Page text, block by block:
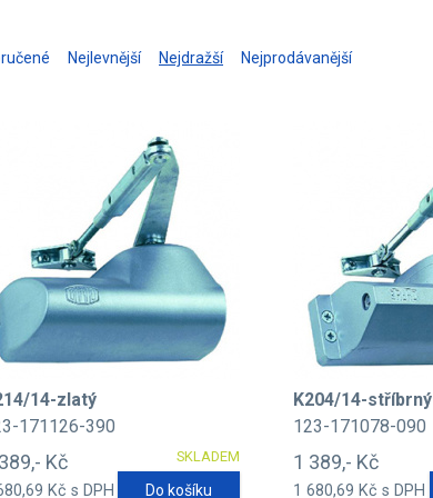
Nejlevnější Nejdražší Nejprodávanější
14-zlatý
171126-390
SKLADEM
Kč
Kč s DPH Do košíku
K204/14-stříbrný
123-171078-090
1 389,- Kč
1 680,69 Kč s DPH